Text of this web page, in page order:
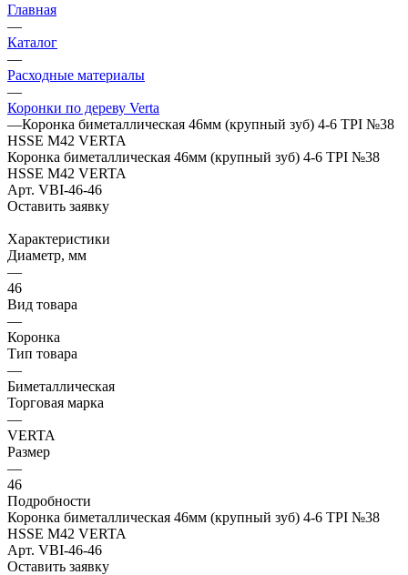
Главная
—
Каталог
—
Расходные материалы
—
Коронки по дереву Verta
—Коронка биметаллическая 46мм (крупный зуб) 4-6 TPI №38
HSSE М42 VERTA
Коронка биметаллическая 46мм (крупный зуб) 4-6 TPI №38
HSSE М42 VERTA
Арт. VBI-46-46
Оставить заявку
Характеристики
Диаметр, мм
—
46
Вид товара
—
Коронка
Тип товара
—
Биметаллическая
Торговая марка
—
VERTA
Размер
—
46
Подробности
Коронка биметаллическая 46мм (крупный зуб) 4-6 TPI №38
HSSE М42 VERTA
Арт. VBI-46-46
Оставить заявку